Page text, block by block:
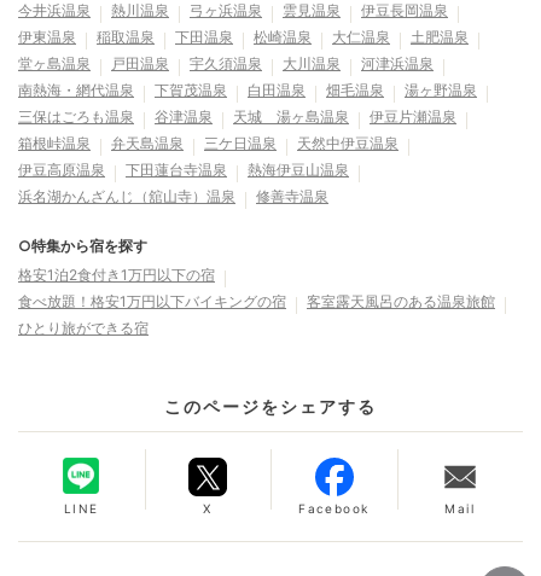
今井浜温泉
熱川温泉 弓ヶ浜温泉 雲見温泉
伊豆長岡温泉
伊東温泉
稲取温泉 下田温泉 松崎温泉 大仁温泉
土肥温泉
堂ヶ島温泉
戸田温泉 宇久須温泉 大川温泉
河津浜温泉
南熱海・網代温泉
下賀茂温泉 白田温泉 畑毛温泉
湯ヶ野温泉
三保はごろも温泉
谷津温泉 天城 湯ヶ島温泉
伊豆片瀬温泉
箱根峠温泉
弁天島温泉 三ケ日温泉
天然中伊豆温泉
伊豆高原温泉
下田蓮台寺温泉
熱海伊豆山温泉
浜名湖かんざんじ（舘山寺）温泉
修善寺温泉
○特集から宿を探す
格安1泊2食付き1万円以下の宿
食べ放題！格安1万円以下バイキングの宿
客室露天風呂のある温泉旅館
ひとり旅ができる宿
このページをシェアする
LINE X Facebook Mail